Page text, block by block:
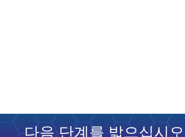
다음 단계를 밟으십시오